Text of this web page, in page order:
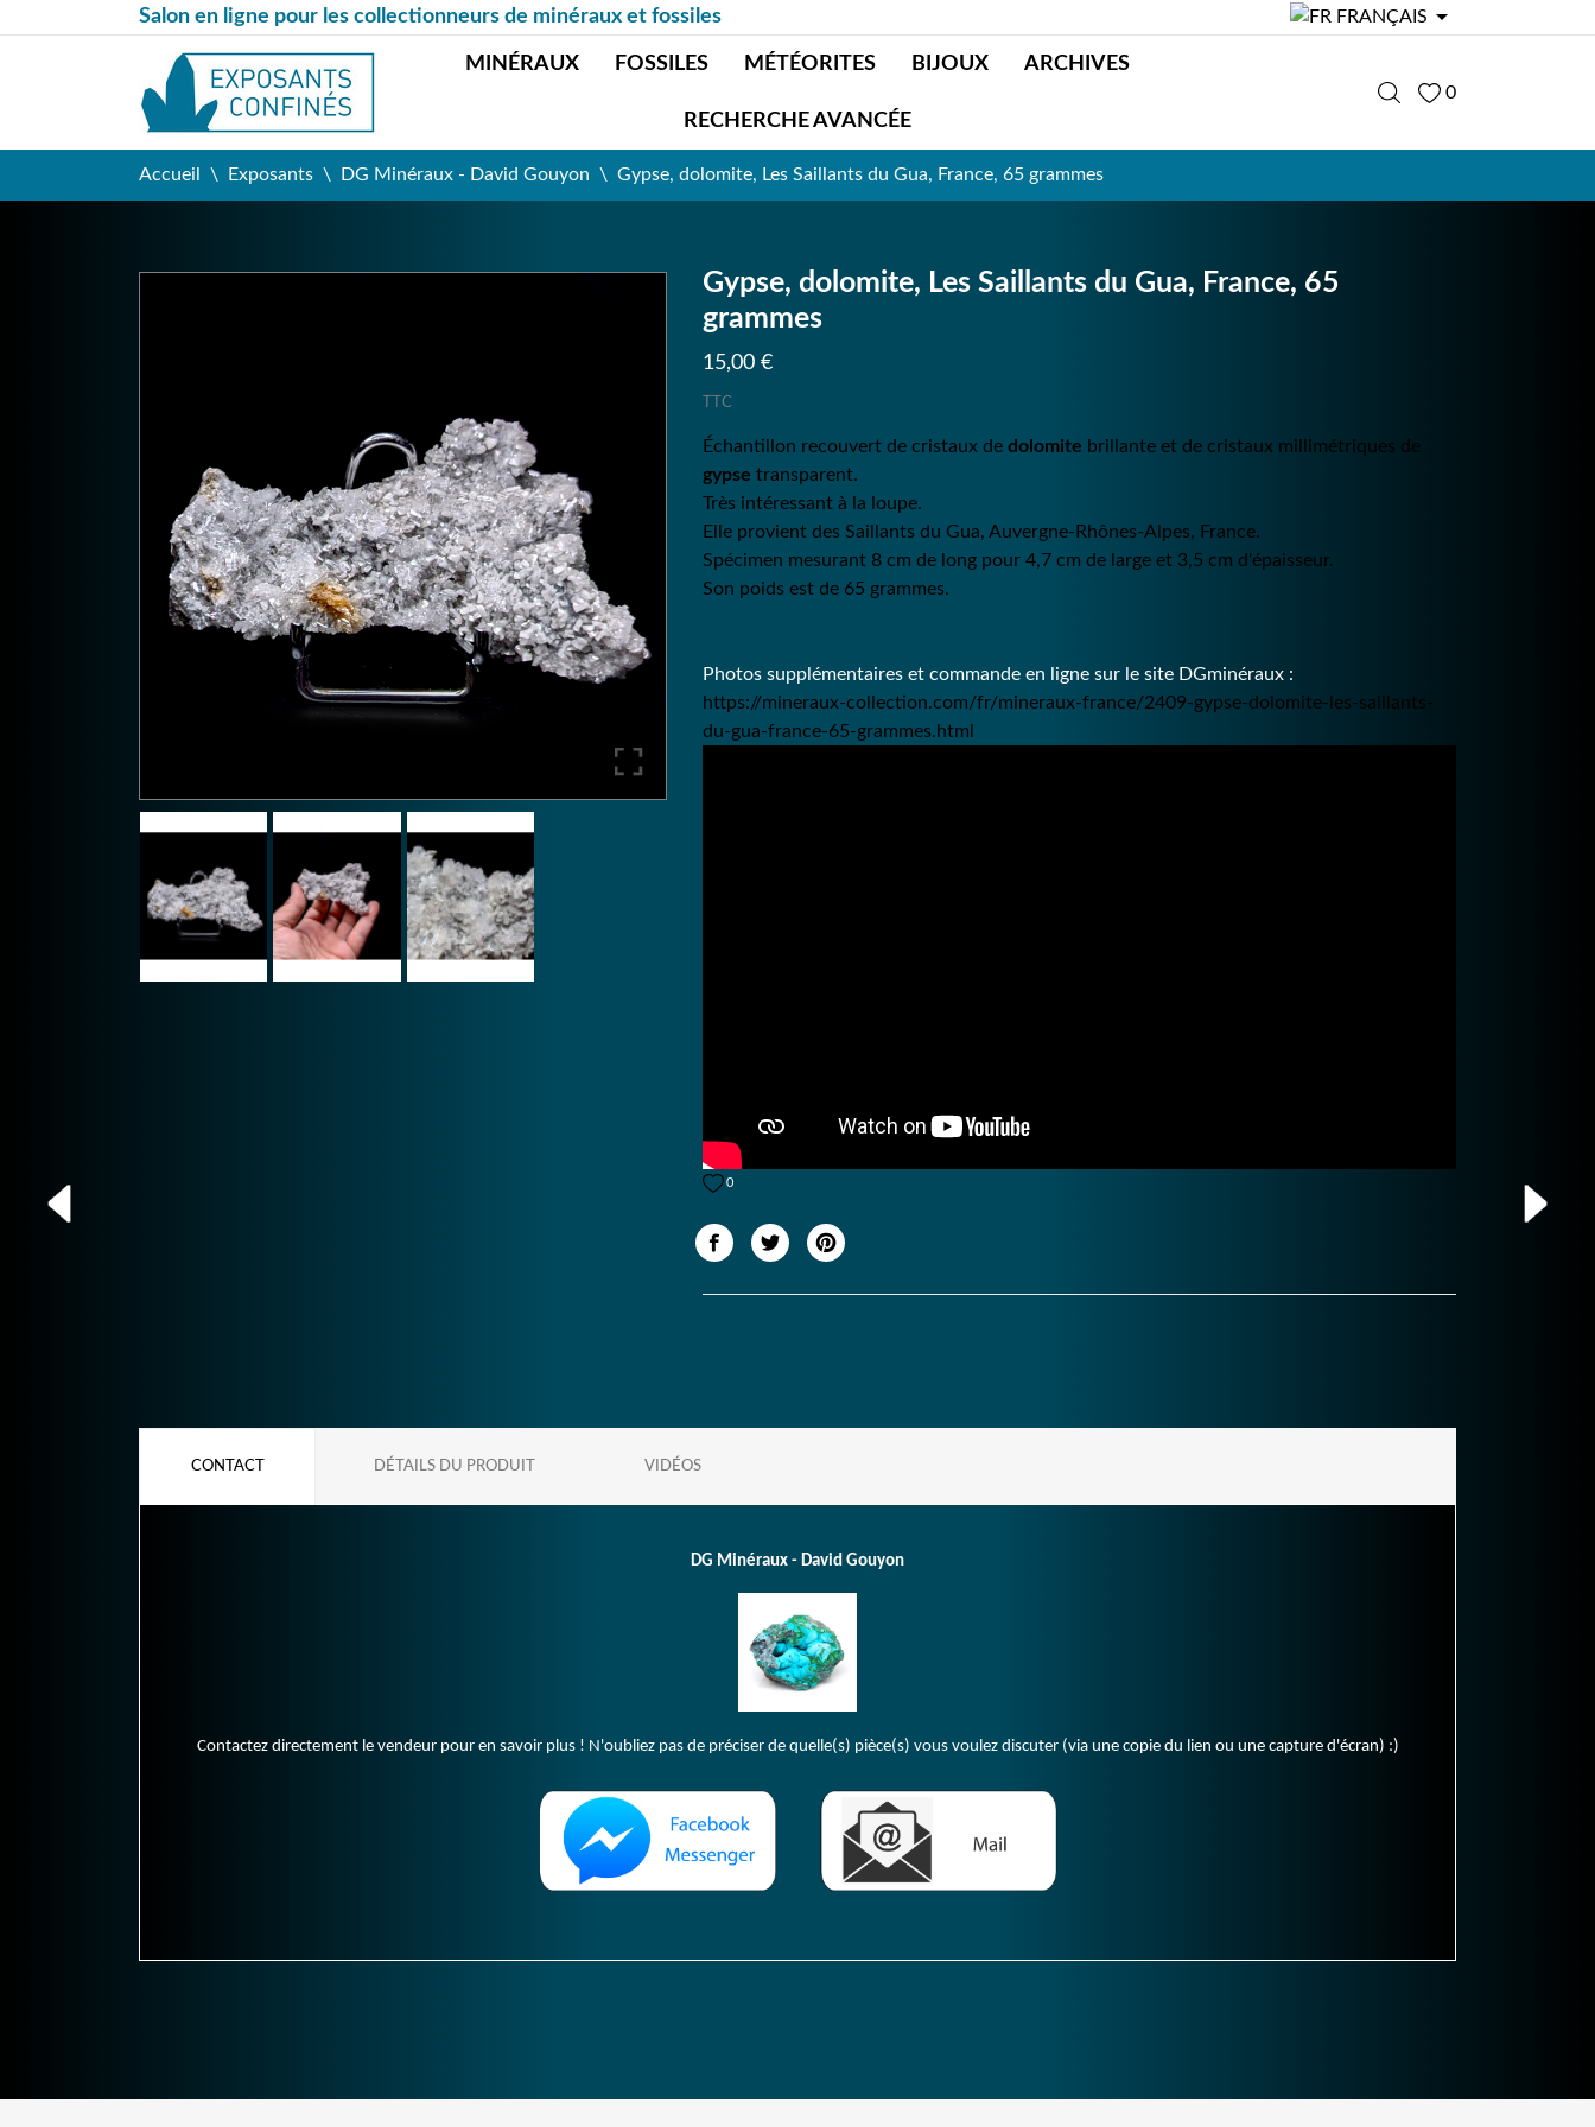
Salon en ligne pour les collectionneurs de minéraux et fossiles FRANÇAIS 
MINÉRAUX FOSSILES MÉTÉORITES BIJOUX ARCHIVES
RECHERCHE AVANCÉE
0
Accueil Exposants DG Minéraux - David Gouyon Gypse, dolomite, Les Saillants du Gua, France, 65 grammes
Gypse, dolomite, Les Saillants du Gua, France, 65
grammes
15,00 €
TTC
Échantillon recouvert de cristaux de dolomite brillante et de cristaux millimétriques de
gypse transparent.
Très intéressant à la loupe.
Elle provient des Saillants du Gua, Auvergne-Rhônes-Alpes, France.
Spécimen mesurant 8 cm de long pour 4,7 cm de large et 3,5 cm d'épaisseur.
Son poids est de 65 grammes.
Photos supplémentaires et commande en ligne sur le site DGminéraux :
https://mineraux-collection.com/fr/mineraux-france/2409-gypse-dolomite-les-saillants-
du-gua-france-65-grammes.html
0
CONTACT DÉTAILS DU PRODUIT VIDÉOS
DG Minéraux - David Gouyon
Contactez directement le vendeur pour en savoir plus ! N'oubliez pas de préciser de quelle(s) pièce(s) vous voulez discuter (via une copie du lien ou une capture d'écran) :)